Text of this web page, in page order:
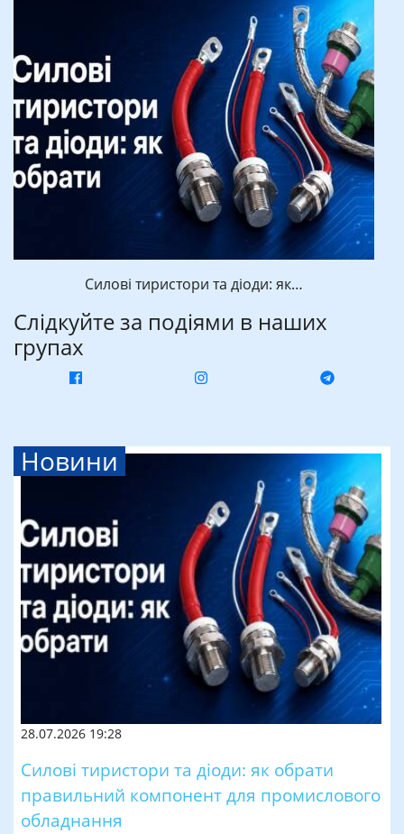
Силові тиристори та діоди: як…
Слідкуйте за подіями в наших
групах
Новини
28.07.2026 19:28
Силові тиристори та діоди: як обрати
правильний компонент для промислового
обладнання